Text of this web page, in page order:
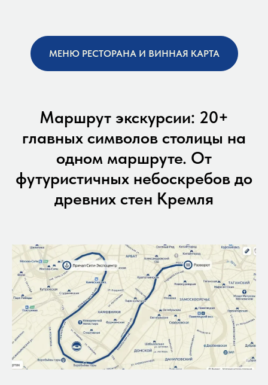
МЕНЮ РЕСТОРАНА И ВИННАЯ КАРТА
Маршрут экскурсии: 20+
главных символов столицы на
одном маршруте. От
футуристичных небоскребов до
древних стен Кремля